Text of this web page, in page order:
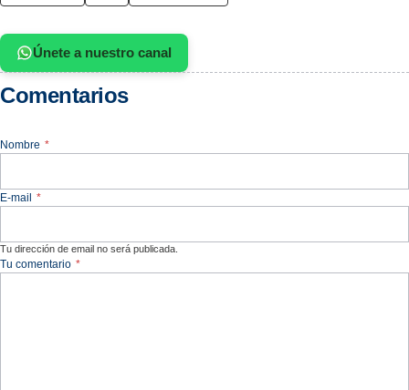
Únete a nuestro canal
Comentarios
Nombre *
E-mail *
Tu dirección de email no será publicada.
Tu comentario *